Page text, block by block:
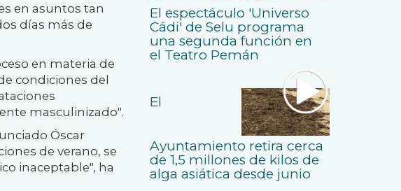
en asuntos tan
días más de
en materia de
condiciones del
masculinizado".
Óscar
de verano, se
inaceptable", ha
El espectáculo 'Universo
Cádi' de Selu programa
una segunda función en
el Teatro Pemán
El
Ayuntamiento retira cerca
de 1,5 millones de kilos de
alga asiática desde junio